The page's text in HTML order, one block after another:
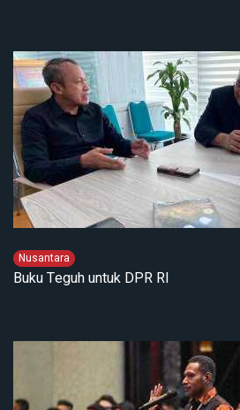
Nusantara
Buku Teguh untuk DPR RI